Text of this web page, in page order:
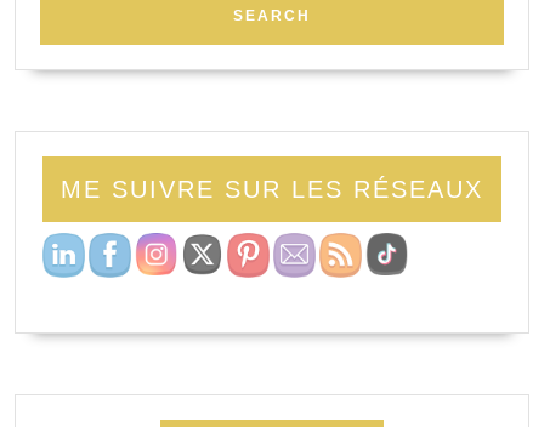
ME SUIVRE SUR LES RÉSEAUX